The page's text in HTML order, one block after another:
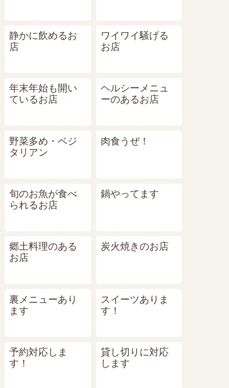
静かに飲めるお
店
ワイワイ騒げる
お店
年末年始も開い
ているお店
ヘルシーメニュ
ーのあるお店
野菜多め・ベジ
タリアン
肉食うぜ！
旬のお魚が食べ
られるお店
鍋やってます
郷土料理のある
お店
炭火焼きのお店
裏メニューあり
ます
スイーツありま
す！
予約対応しま
す！
貸し切りに対応
します